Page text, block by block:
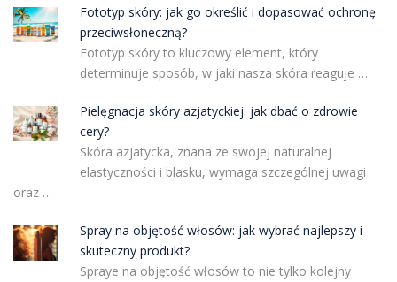
Fototyp skóry: jak go określić i dopasować ochronę
przeciwsłoneczną?
Fototyp skóry to kluczowy element, który
determinuje sposób, w jaki nasza skóra reaguje …
Pielęgnacja skóry azjatyckiej: jak dbać o zdrowie
cery?
Skóra azjatycka, znana ze swojej naturalnej
elastyczności i blasku, wymaga szczególnej uwagi
oraz …
Spray na objętość włosów: jak wybrać najlepszy i
skuteczny produkt?
Spraye na objętość włosów to nie tylko kolejny